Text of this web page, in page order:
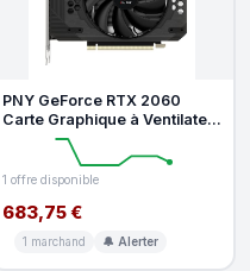
PNY GeForce RTX 2060
Carte Graphique à Ventilateur
Unique 6 Go
1 offre disponible
683,75 €
1 marchand 🔔 Alerter